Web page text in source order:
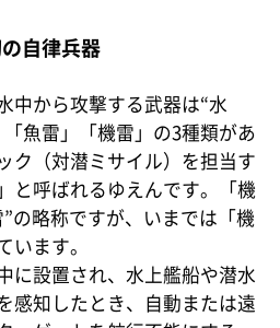
自律兵器
中から攻撃する武器は“水
魚雷」「機雷」の3種類があ
ク（対潜ミサイル）を担当す
と呼ばれるゆえんです。「機
の略称ですが、いまでは「機
ます。
に設置され、水上艦船や潜水
感知したとき、自動または遠